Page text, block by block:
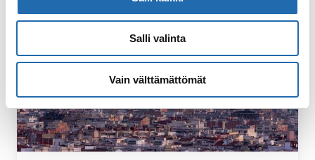
Salli valinta
Vain välttämättömät